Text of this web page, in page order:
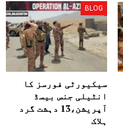
BLOG
سیکیورٹی فورسز کا
انٹیلی جنس بیسڈ
آپریشن،13 دہشت گرد
ہلاک